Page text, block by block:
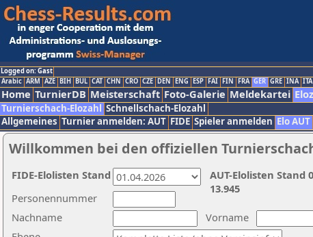
Logged on: Gast
Arabic ARM AZE BIH BUL CAT CHN CRO CZE DEN ENG ESP FAI FIN FRA GER GRE INA ITA
Home TurnierDB Meisterschaft Foto-Galerie Meldekartei
Turnierschach-Elozahl Schnellschach-Elozahl
Allgemeines Turnier anmelden: AUT FIDE Spieler anmelden Elo AUT
Willkommen bei den offiziellen
Nachname
Vorname
Personennummer
AUT-Elolisten Stand
13.945
FIDE-Elolisten Stand